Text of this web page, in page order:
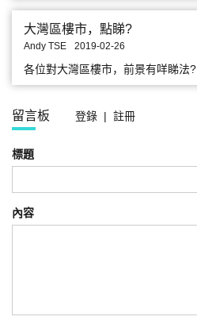
大灣區樓市，點睇?
Andy TSE 2019-02-26
各位對大灣區樓市，前景有咩睇法?
留言板 登錄 | 註冊
標題
內容